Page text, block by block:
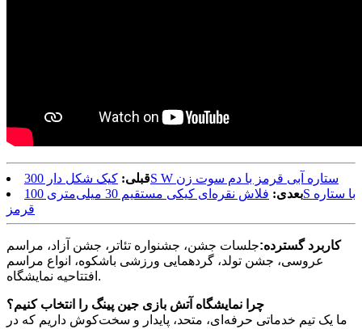
قبلی:
کیک شکل دار 300S W ستاره آبی قرمز با دم سوت زن
بعدی:
فلاش نقره‌ای کیکی مستقیم 30 میلی‌متری 100S با ستاره
قرمز
کاربرد گسترده:جلسات جشن، جشنواره تئاتر، جشن آزاد، مراسم
عروسی، جشن تولد، گردهمایی ورزشی باشکوه، انواع مراسم
افتتاحیه نمایشگاه.
چرا نمایشگاه آتش بازی جین پینگ را انتخاب کنیم؟
ما یک تیم خدماتی حرفه‌ای، متحد، پایدار و سخت‌کوش داریم که در